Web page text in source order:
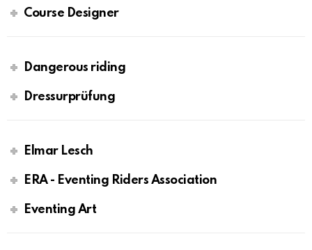
Course Designer
Dangerous riding
Dressurprüfung
Elmar Lesch
ERA - Eventing Riders Association
Eventing Art